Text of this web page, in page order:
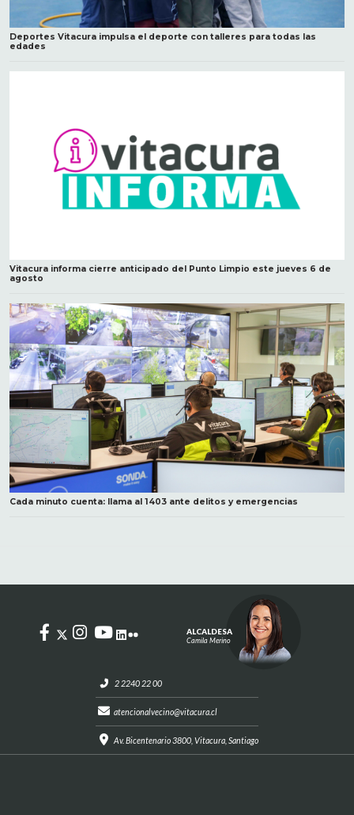
Deportes Vitacura impulsa el deporte con talleres para todas las
edades
Vitacura informa cierre anticipado del Punto Limpio este jueves 6 de
agosto
Cada minuto cuenta: llama al 1403 ante delitos y emergencias
2 2240 22 00
atencionalvecino@vitacura.cl
Av. Bicentenario 3800, Vitacura, Santiago
ALCALDESA
Camila Merino